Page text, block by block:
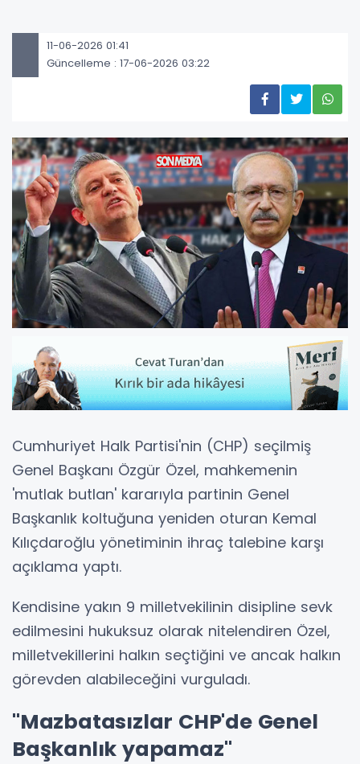
11-06-2026 01:41
Güncelleme : 17-06-2026 03:22
Cumhuriyet Halk Partisi'nin (CHP) seçilmiş
Genel Başkanı Özgür Özel, mahkemenin
'mutlak butlan' kararıyla partinin Genel
Başkanlık koltuğuna yeniden oturan Kemal
Kılıçdaroğlu yönetiminin ihraç talebine karşı
açıklama yaptı.
Kendisine yakın 9 milletvekilinin disipline sevk
edilmesini hukuksuz olarak nitelendiren Özel,
milletvekillerini halkın seçtiğini ve ancak halkın
görevden alabileceğini vurguladı.
"Mazbatasızlar CHP'de Genel
Başkanlık yapamaz"